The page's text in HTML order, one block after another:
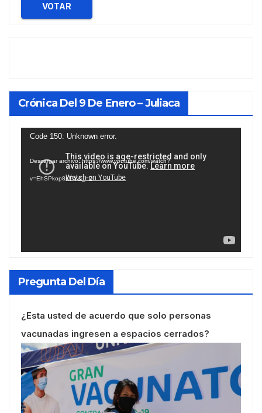
VOTAR
Crónica Del 9 De Enero – Juliaca
Reproductor
vídeo
Code 150: Unknown error.
Descargar archivo: https://www.youtube.com/watch?
v=EhSPkop8KPY&_=2
Pregunta Del Día
¿Esta usted de acuerdo que solo personas
vacunadas ingresen a espacios cerrados?